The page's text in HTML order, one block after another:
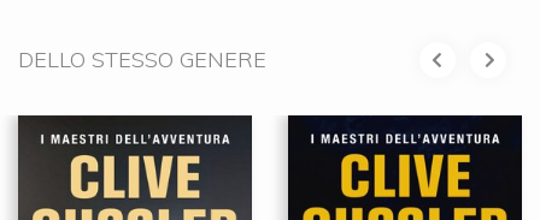
DELLO STESSO GENERE